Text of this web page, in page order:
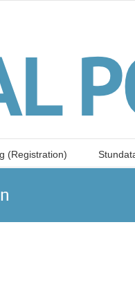
(Registration)